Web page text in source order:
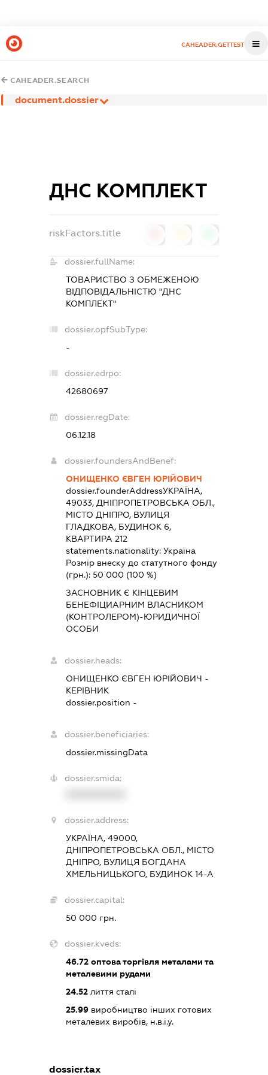
CAHEADER.GETTEST
CAHEADER.SEARCH
document.dossier
ДНС КОМПЛЕКТ
riskFactors.title
dossier.fullName:
ТОВАРИСТВО З ОБМЕЖЕНОЮ
ВІДПОВІДАЛЬНІСТЮ "ДНС
КОМПЛЕКТ"
dossier.opfSubType:
-
dossier.edrpo:
42680697
dossier.regDate:
06.12.18
dossier.foundersAndBenef:
ОНИЩЕНКО ЄВГЕН ЮРІЙОВИЧ
dossier.founderAddressУКРАЇНА,
49033, ДНІПРОПЕТРОВСЬКА ОБЛ.,
МІСТО ДНІПРО, ВУЛИЦЯ
ГЛАДКОВА, БУДИНОК 6,
КВАРТИРА 212
statements.nationality:Україна
Розмір внеску до статутного фонду
(грн.):50 000 (100 %)
ЗАСНОВНИК Є КІНЦЕВИМ
БЕНЕФІЦИАРНИМ ВЛАСНИКОМ
(КОНТРОЛЕРОМ)-ЮРИДИЧНОЇ
ОСОБИ
dossier.heads:
ОНИЩЕНКО ЄВГЕН ЮРІЙОВИЧ -
КЕРІВНИК
dossier.position -
dossier.beneficiaries:
dossier.missingData
dossier.smida:
dossier.address:
УКРАЇНА, 49000,
ДНІПРОПЕТРОВСЬКА ОБЛ., МІСТО
ДНІПРО, ВУЛИЦЯ БОГДАНА
ХМЕЛЬНИЦЬКОГО, БУДИНОК 14-А
dossier.capital:
50 000 грн.
dossier.kveds:
46.72 оптова торгівля металами та
металевими рудами
24.52 лиття сталі
25.99 виробництво інших готових
металевих виробів, н.в.і.у.
dossier.tax